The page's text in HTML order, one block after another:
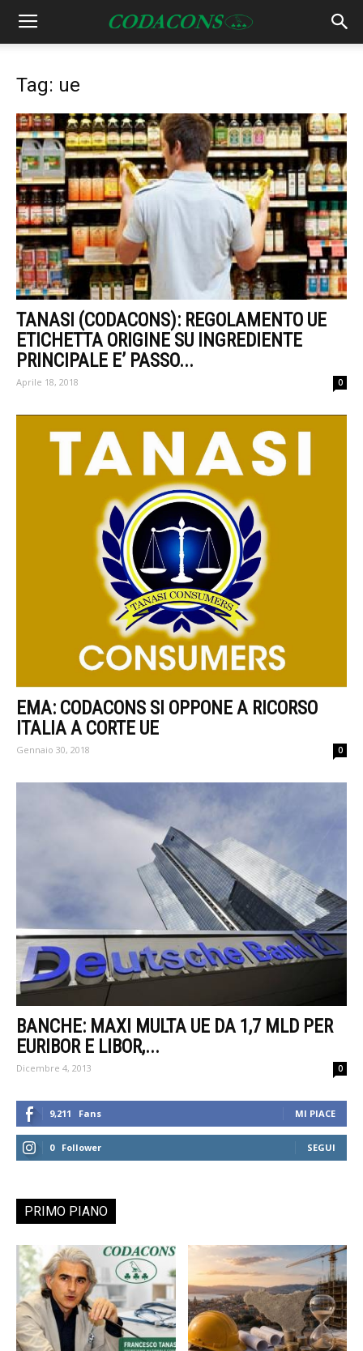
Tag: ue
TANASI (CODACONS): REGOLAMENTO UE
ETICHETTA ORIGINE SU INGREDIENTE
PRINCIPALE E’ PASSO...
Aprile 18, 2018 0
EMA: CODACONS SI OPPONE A RICORSO
ITALIA A CORTE UE
Gennaio 30, 2018 0
BANCHE: MAXI MULTA UE DA 1,7 MLD PER
EURIBOR E LIBOR,...
Dicembre 4, 2013 0
9,211 Fans MI PIACE
0 Follower SEGUI
PRIMO PIANO